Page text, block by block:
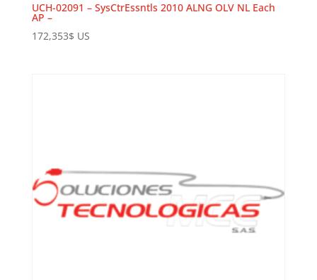
UCH-02091 – SysCtrEssntls 2010 ALNG OLV NL Each
AP –
172,353$ US